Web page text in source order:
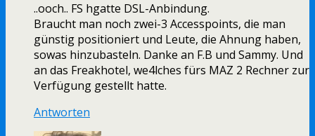
..ooch.. FS hgatte DSL-Anbindung.
Braucht man noch zwei-3 Accesspoints, die man
günstig positioniert und Leute, die Ahnung haben,
sowas hinzubasteln. Danke an F.B und Sammy. Und
an das Freakhotel, we4lches fürs MAZ 2 Rechner zur
Verfügung gestellt hatte.
Antworten